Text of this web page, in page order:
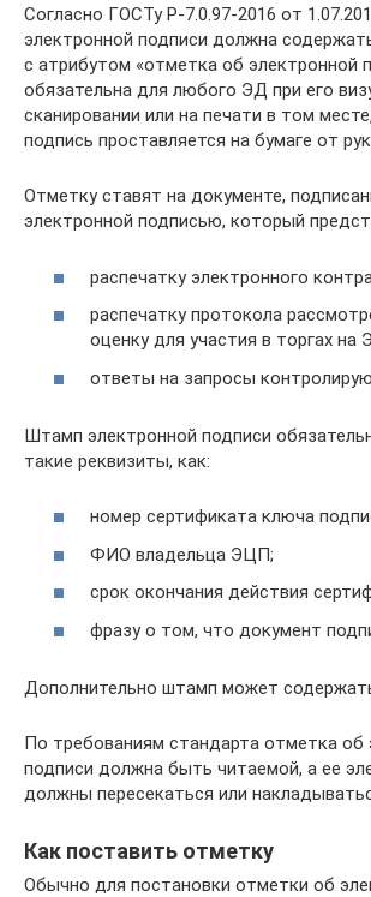
Согласно ГОСТу Р-7.0.97-2016 от
электронной подписи должна
с атрибутом «отметка об электронной
обязательна для любого ЭД при его
сканировании или на печати в том
подпись проставляется на бумаге от
Отметку ставят на документе,
электронной подписью, который
распечатку электронного
распечатку протокола
оценку для участия в торгах на
ответы на запросы
Штамп электронной подписи
такие реквизиты, как:
номер сертификата ключа
ФИО владельца ЭЦП;
срок окончания действия
фразу о том, что документ
Дополнительно штамп может
По требованиям стандарта отметка об
подписи должна быть читаемой, а ее
должны пересекаться или
Как поставить отметку
Обычно для постановки отметки об